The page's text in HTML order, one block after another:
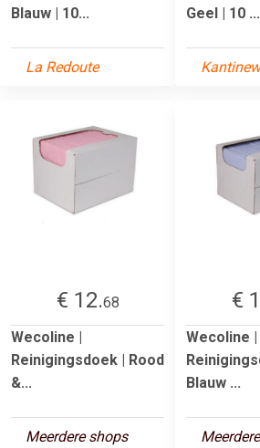
Blauw | 10...
La Redoute
Geel | 10 ...
€ 12.68
Wecoline |
Reinigingsdoek | Rood
&...
Meerdere shops
€
Wecoline |
Blauw ...